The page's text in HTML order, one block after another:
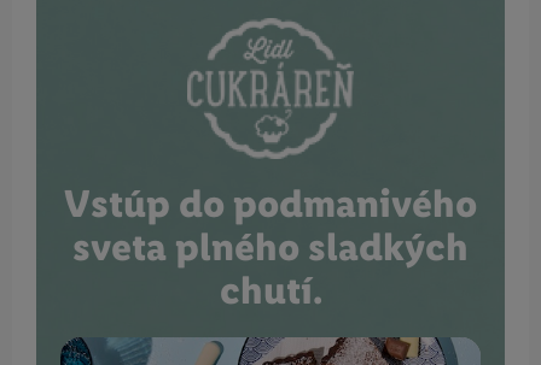
Vstúp do podmanivého
sveta plného sladkých
chutí.